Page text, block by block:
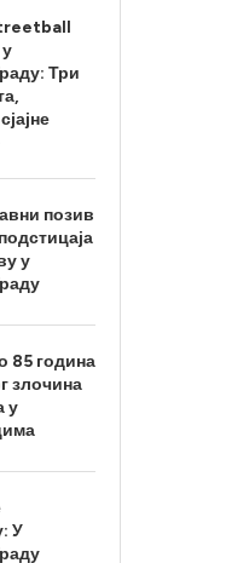
Три
позив
у
85 година
злочина
у
У